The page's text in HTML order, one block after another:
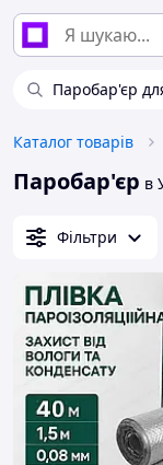
Паробар'єр
Каталог товарів
Паробар'єр в
Фільтри